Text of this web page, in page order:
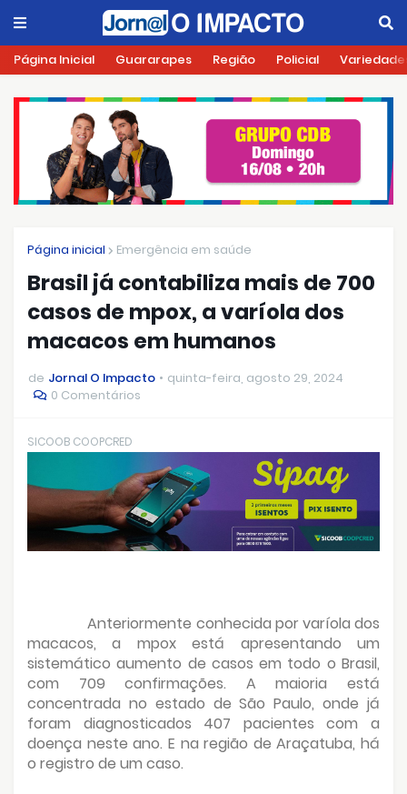
Página Inicial Guararapes Região Policial
Página inicial Emergência em saúde
Brasil já contabiliza mais de 700
casos de mpox, a varíola dos
macacos em humanos
de Jornal O Impacto
quinta-feira, agosto 29, 2024
0 Comentários
SICOOB COOPCRED
Anteriormente conhecida por varíola dos
macacos, a mpox está apresentando um
sistemático aumento de casos em todo o Brasil,
com 709 confirmações. A maioria está
concentrada no estado de São Paulo, onde já
foram diagnosticados 407 pacientes com a
doença neste ano. E na região de Araçatuba, há
o registro de um caso.